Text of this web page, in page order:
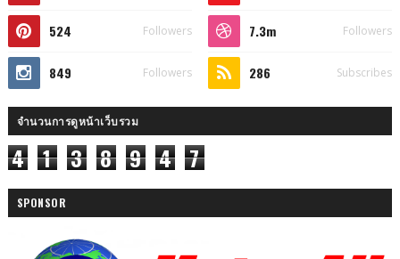
524 Followers 7.3m Followers
849 Followers 286 Subscribes
จำนวนการดูหน้าเว็บรวม
4 1 3 8 9 4 7
SPONSOR